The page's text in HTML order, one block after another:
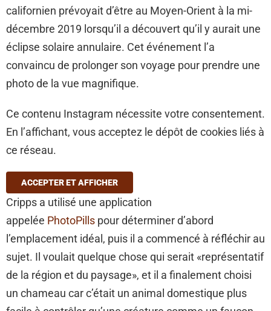
californien prévoyait d’être au Moyen-Orient à la mi-
décembre 2019 lorsqu’il a découvert qu’il y aurait une
éclipse solaire annulaire. Cet événement l’a
convaincu de prolonger son voyage pour prendre une
photo de la vue magnifique.
Ce contenu Instagram nécessite votre consentement.
En l’affichant, vous acceptez le dépôt de cookies liés à
ce réseau.
ACCEPTER ET AFFICHER
Cripps a utilisé une application
appelée PhotoPills pour déterminer d’abord
l’emplacement idéal, puis il a commencé à réfléchir au
sujet. Il voulait quelque chose qui serait «représentatif
de la région et du paysage», et il a finalement choisi
un chameau car c’était un animal domestique plus